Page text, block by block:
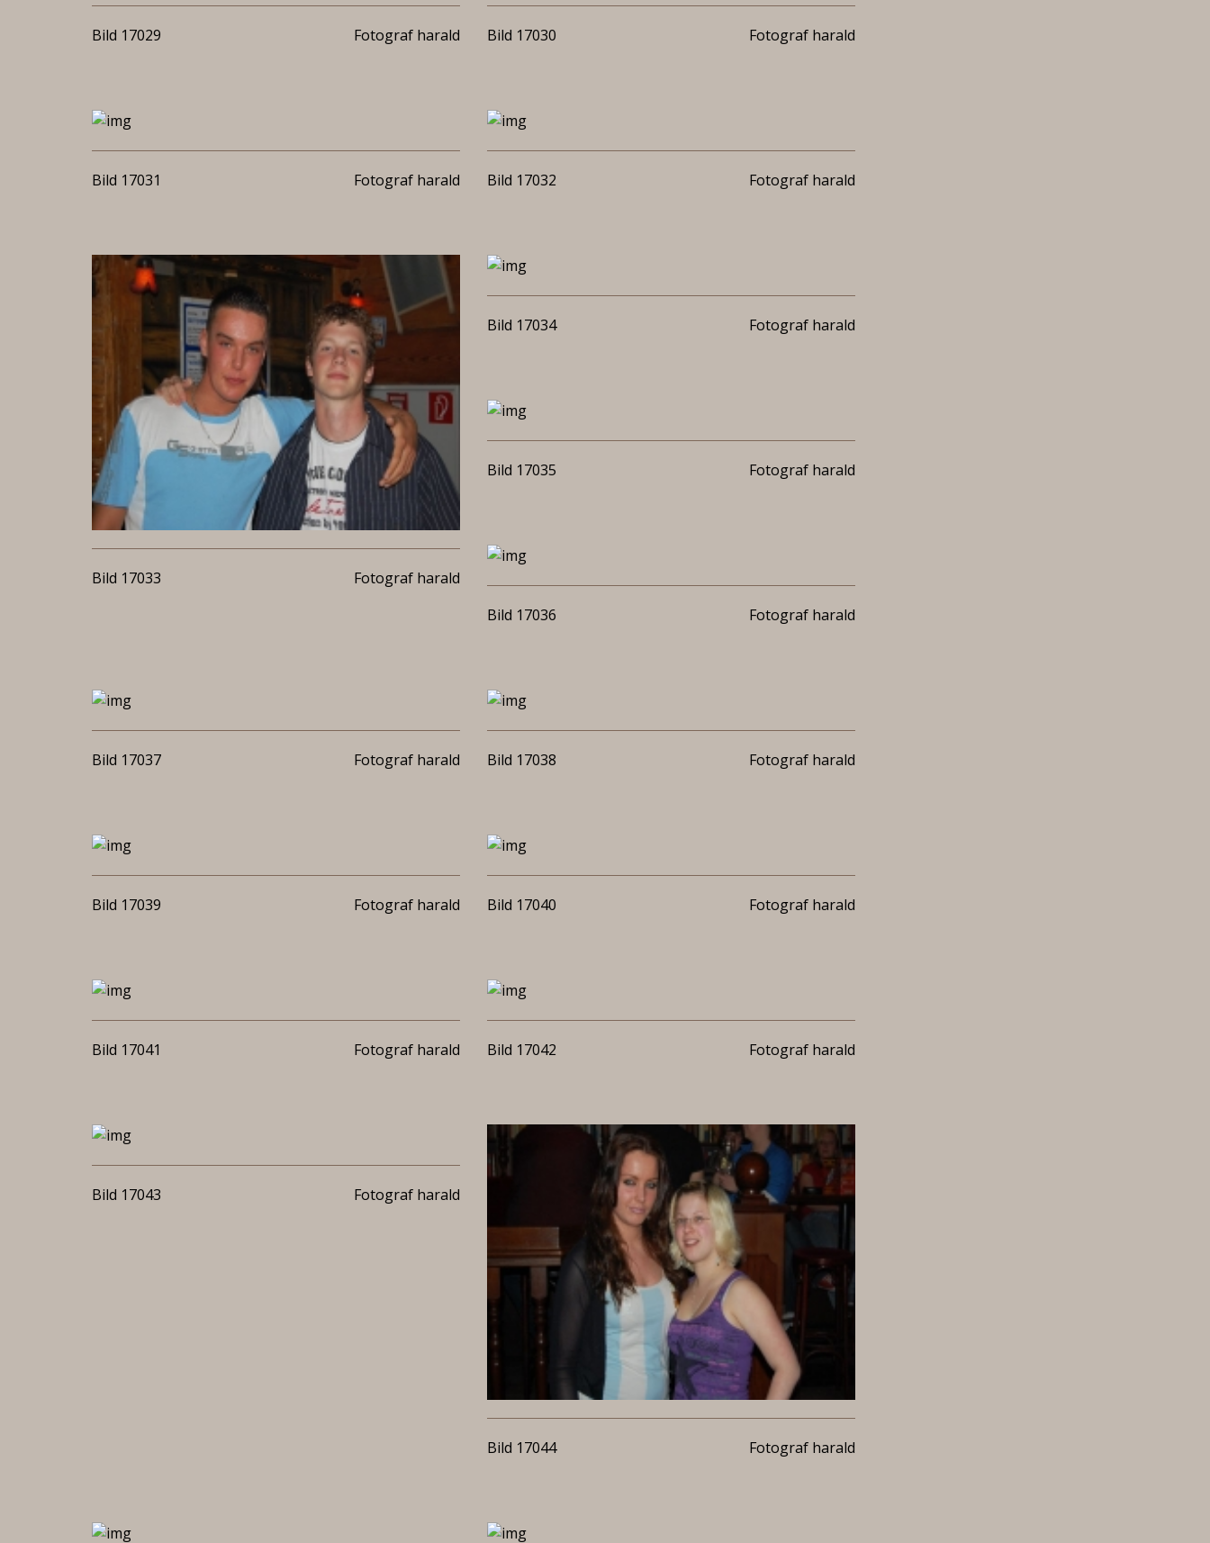
Bild 17029 Fotograf harald Bild 17030 Fotograf harald
Bild 17031 Fotograf harald Bild 17032 Fotograf harald
Bild 17033 Fotograf harald
Bild 17034 Fotograf harald
Bild 17035 Fotograf harald
Bild 17036 Fotograf harald
Bild 17037 Fotograf harald Bild 17038 Fotograf harald
Bild 17039 Fotograf harald Bild 17040 Fotograf harald
Bild 17041 Fotograf harald Bild 17042 Fotograf harald
Bild 17043 Fotograf harald
Bild 17044 Fotograf harald